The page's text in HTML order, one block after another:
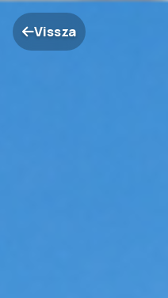
Vissza